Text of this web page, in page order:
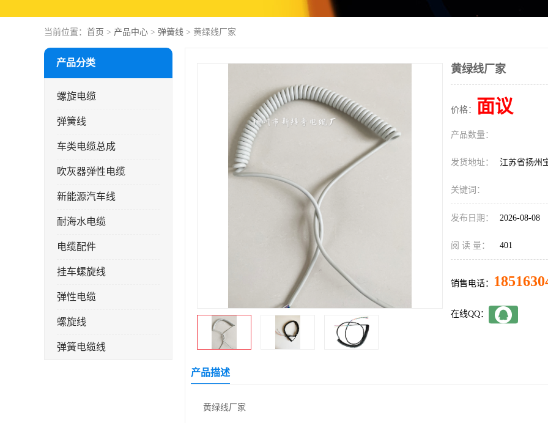
当前位置： 首页 > 产品中心 > 弹簧线 > 黄绿线厂家
产品分类
螺旋电缆
弹簧线
车类电缆总成
吹灰器弹性电缆
新能源汽车线
耐海水电缆
电缆配件
挂车螺旋线
弹性电缆
螺旋线
弹簧电缆线
黄绿线厂家
价格： 面议
产品数量：
发货地址： 江苏省扬州
关键词：
发布日期： 2026-08-08
阅 读 量： 401
销售电话：
在线QQ：
产品描述
黄绿线厂家